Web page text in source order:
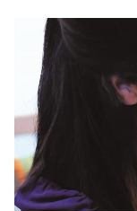
首頁 社會